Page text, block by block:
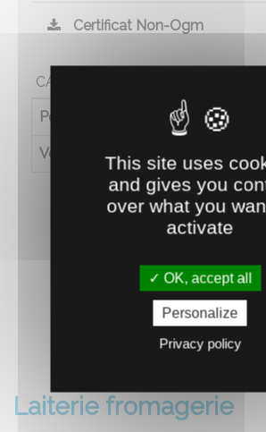
Certificat Non-Ogm
CARACTÉRISTIQUES
Poids (en kg)
Volume (en L)
Laiterie fromagerie
This site uses
and gives you
over what you
activate
OK, accept all
Personalize
Privacy policy